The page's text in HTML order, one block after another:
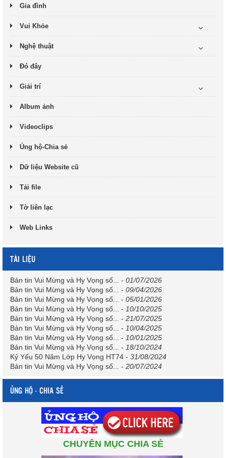
Gia đình
Vui Khỏe
Nghệ thuật
Đó đây
Giải trí
Album ảnh
Videoclips
Ủng hộ-Chia sẻ
Dữ liệu Website cũ
Tải file
Tờ liên lạc
Web Links
TÀI LIỆU
Bản tin Vui Mừng và Hy Vọng số... - 01/07/2026
Bản tin Vui Mừng và Hy Vọng số...
- 09/04/2026
Bản tin Vui Mừng và Hy Vọng số...
- 05/01/2026
Bản tin Vui Mừng và Hy Vọng số...
- 10/10/2025
Bản tin Vui Mừng và Hy Vọng số...
- 21/07/2025
Bản tin Vui Mừng và Hy Vọng số...
- 10/04/2025
Bản tin Vui Mừng và Hy Vọng số...
- 10/01/2025
Bản tin Vui Mừng và Hy Vọng số...
- 18/10/2024
Kỷ Yếu 50 Năm Lớp Hy Vọng HT74 - 31/08/2024
Bản tin Vui Mừng và Hy Vọng số...
- 20/07/2024
ỦNG HỘ - CHIA SẺ
CHUYÊN MỤC CHIA SẺ